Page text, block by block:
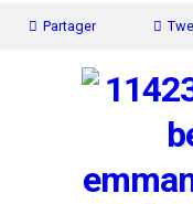
Partager